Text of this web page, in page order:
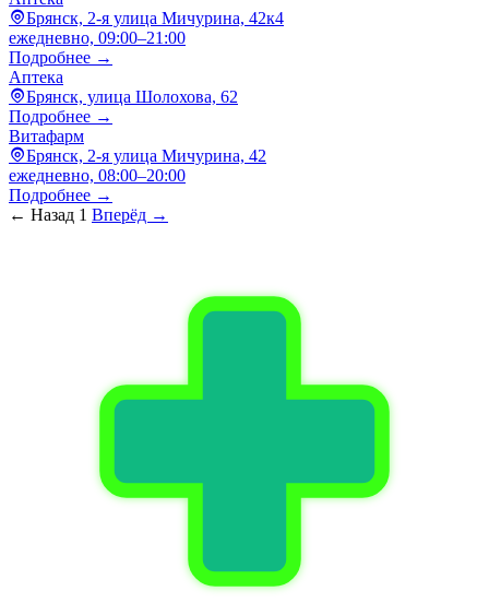
Брянск, 2-я улица Мичурина, 42к4
ежедневно, 09:00–21:00
Подробнее →
Аптека
Брянск, улица Шолохова, 62
Подробнее →
Витафарм
Брянск, 2-я улица Мичурина, 42
ежедневно, 08:00–20:00
Подробнее →
← Назад 1 Вперёд →